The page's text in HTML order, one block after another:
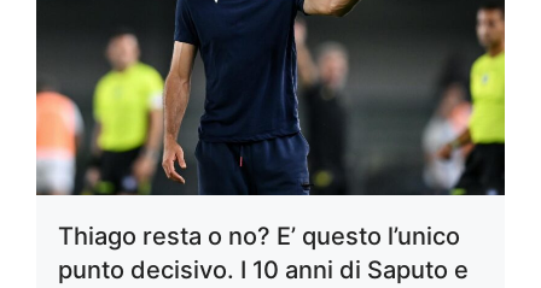
Thiago resta o no? E’ questo l’unico
punto decisivo. I 10 anni di Saputo e